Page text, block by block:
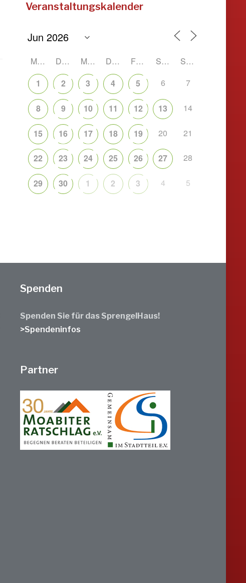
Veranstaltungskalender
MONTAG DIENSTAG MITTWOCH DONNERSTAG FREITAG SAMSTAG
SONNTAG
1
2 3 4 5 6 7
8 9 10 11 12 13 14
15 16 17 18 19 20 21
22 23 24 25 26 27 28
29 30 1 2 3 4 5
Spenden
Spenden Sie für das SprengelHaus!
>Spendeninfos
Partner